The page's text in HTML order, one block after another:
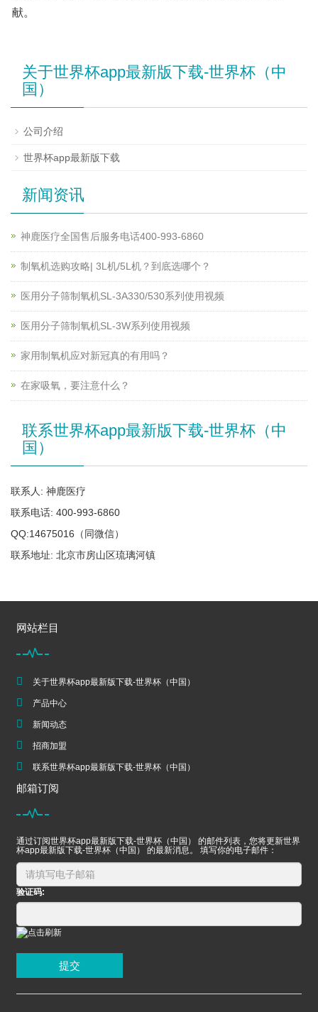
献。
关于世界杯app最新版下载-世界杯（中
国）
公司介绍
世界杯app最新版下载
新闻资讯
神鹿医疗全国售后服务电话400-993-6860
制氧机选购攻略| 3L机/5L机？到底选哪个？
医用分子筛制氧机SL-3A330/530系列使用视频
医用分子筛制氧机SL-3W系列使用视频
家用制氧机应对新冠真的有用吗？
在家吸氧，要注意什么？
联系世界杯app最新版下载-世界杯（中
国）
联系人: 神鹿医疗
联系电话: 400-993-6860
QQ:14675016（同微信）
联系地址: 北京市房山区琉璃河镇
网站栏目
关于世界杯app最新版下载-世界杯（中国）
产品中心
新闻动态
招商加盟
联系世界杯app最新版下载-世界杯（中国）
邮箱订阅
通过订阅世界杯app最新版下载-世界杯（中国） 的邮件列表，您将更新世界
杯app最新版下载-世界杯（中国） 的最新消息。 填写你的电子邮件：
验证码:
提交